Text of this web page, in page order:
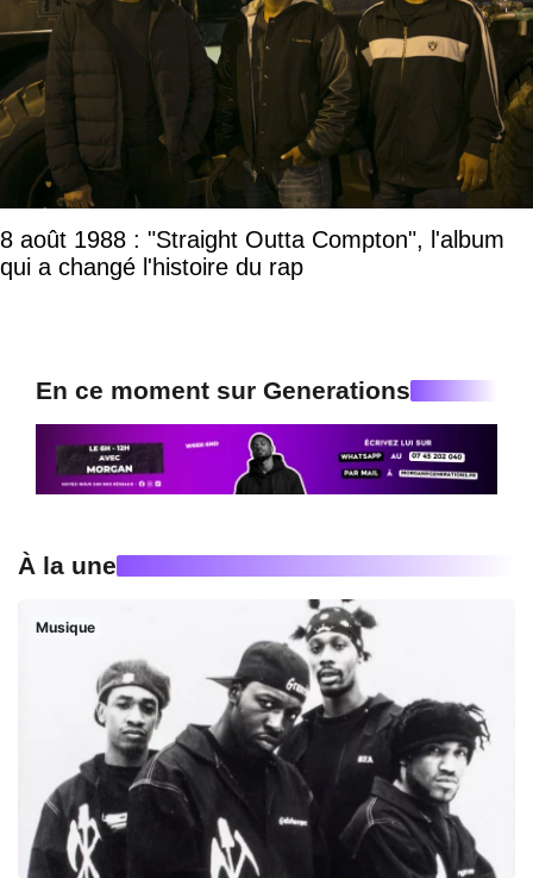
8 août 1988 : "Straight Outta Compton", l'album
qui a changé l'histoire du rap
En ce moment sur Generations
À la une
Musique